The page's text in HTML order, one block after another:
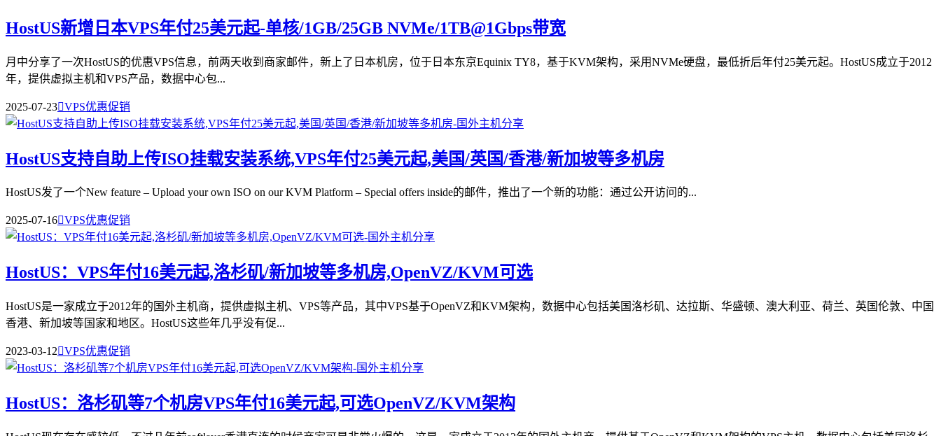
HostUS新增日本VPS年付25美元起-单核/1GB/25GB NVMe/1TB@1Gbps带宽
月中分享了一次HostUS的优惠VPS信息，前两天收到商家邮件，新上了日本机房，位于日本东京Equinix TY8，基于KVM架构，采用NVMe硬盘，最低折后年付25美元起。HostUS成立于2012
年，提供虚拟主机和VPS产品，数据中心包...
2025-07-23VPS优惠促销
HostUS支持自助上传ISO挂载安装系统,VPS年付25美元起,美国/英国/香港/新加坡等多机房
HostUS发了一个New feature – Upload your own ISO on our KVM Platform – Special offers inside的邮件，推出了一个新的功能：通过公开访问的...
2025-07-16VPS优惠促销
HostUS：VPS年付16美元起,洛杉矶/新加坡等多机房,OpenVZ/KVM可选
HostUS是一家成立于2012年的国外主机商，提供虚拟主机、VPS等产品，其中VPS基于OpenVZ和KVM架构，数据中心包括美国洛杉矶、达拉斯、华盛顿、澳大利亚、荷兰、英国伦敦、中国
香港、新加坡等国家和地区。HostUS这些年几乎没有促...
2023-03-12VPS优惠促销
HostUS：洛杉矶等7个机房VPS年付16美元起,可选OpenVZ/KVM架构